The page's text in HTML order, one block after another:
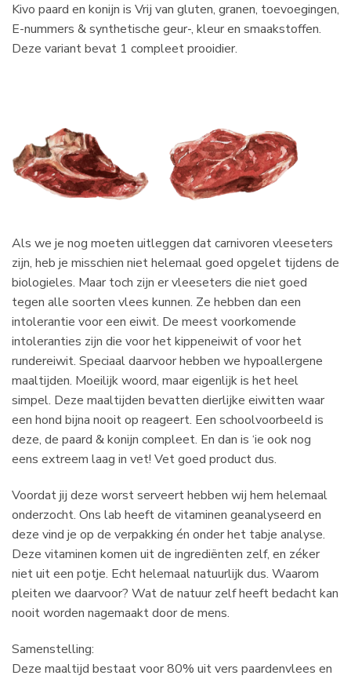
Kivo paard en konijn is Vrij van gluten, granen, toevoegingen,
E-nummers & synthetische geur-, kleur en smaakstoffen.
Deze variant bevat 1 compleet prooidier.
Als we je nog moeten uitleggen dat carnivoren vleeseters
zijn, heb je misschien niet helemaal goed opgelet tijdens de
biologieles. Maar toch zijn er vleeseters die niet goed
tegen alle soorten vlees kunnen. Ze hebben dan een
intolerantie voor een eiwit. De meest voorkomende
intoleranties zijn die voor het kippeneiwit of voor het
rundereiwit. Speciaal daarvoor hebben we hypoallergene
maaltijden. Moeilijk woord, maar eigenlijk is het heel
simpel. Deze maaltijden bevatten dierlijke eiwitten waar
een hond bijna nooit op reageert. Een schoolvoorbeeld is
deze, de paard & konijn compleet. En dan is ‘ie ook nog
eens extreem laag in vet! Vet goed product dus.
Voordat jij deze worst serveert hebben wij hem helemaal
onderzocht. Ons lab heeft de vitaminen geanalyseerd en
deze vind je op de verpakking én onder het tabje analyse.
Deze vitaminen komen uit de ingrediënten zelf, en zéker
niet uit een potje. Echt helemaal natuurlijk dus. Waarom
pleiten we daarvoor? Wat de natuur zelf heeft bedacht kan
nooit worden nagemaakt door de mens.
Samenstelling:
Deze maaltijd bestaat voor 80% uit vers paardenvlees en